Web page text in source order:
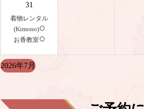
31
着物レンタル
(Kimono)○
お香教室○
2026年7月